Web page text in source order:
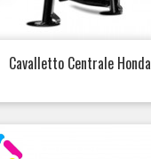
Cavalletto Centrale Honda